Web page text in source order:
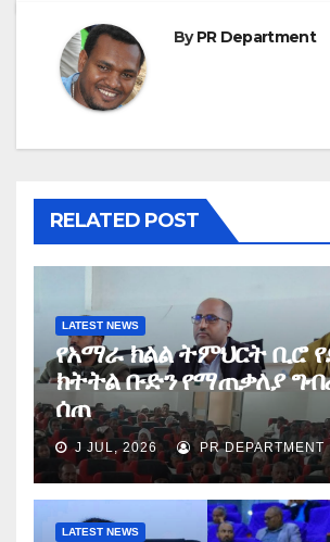
ByPR Department
RELATED POST
LATEST NEWS
የአማራ ክልል ትምህርት ቢሮ
ክትትል ቡድን የማጠቃለያ
ሰጠ
J JUL, 2026 PR DEPARTMENT
LATEST NEWS